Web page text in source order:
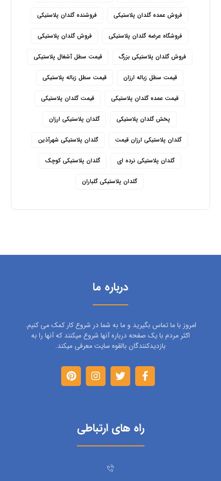
فروش عمده گلدان پلاستیکی فروشنده گلدان پلاستیکی
فروشگاه عرضه گلدان پلاستیکی فروش گلدان پلاستیکی
فروش گلدان پلاستیکی بزرگ قیمت سطل آشغال پلاستیکی
قیمت سطل زباله ارزان قیمت سطل زباله پلاستیکی
قیمت عمده گلدان پلاستیکی قیمت گلدان پلاستیکی
پخش گلدان پلاستیکی گلدان پلاستیکی ارزان
گلدان پلاستیکی ارزان قیمت گلدان پلاستیکی شهرآذین
گلدان پلاستیکی نرده ای گلدان پلاستیکی کوچک
گلدان پلاستیکی گلباران
درباره ما
امروز با ما تماس بگیرید و ما به شما در شروع کار کمک می کنیم.
اکثر مردم با یک صفحه درباره آنها شروع میکنند که آنها را به
بازدیدکنندگان بالقوه سایت معرفی میکند.
راه های ارتباطی